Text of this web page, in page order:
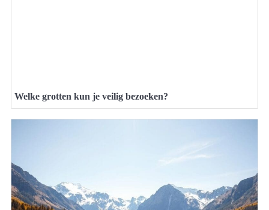
Welke grotten kun je veilig bezoeken?